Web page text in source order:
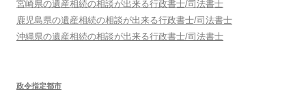
宮崎県の遺産相続の相談が出来る行政書士/司法書士
鹿児島県の遺産相続の相談が出来る行政書士/司法書士
沖縄県の遺産相続の相談が出来る行政書士/司法書士
政令指定都市